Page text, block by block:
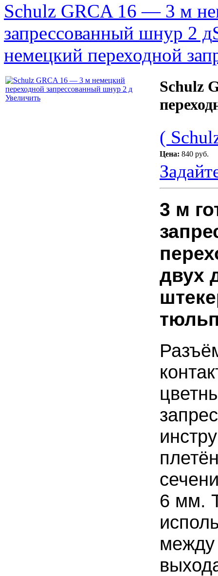
Schulz GRCA 16 — 3 м
запрессованный шнур 2 д
немецкий переходной
Увеличить
Schulz
(
Цена: 840 руб.
3 м
двух
6 мм.